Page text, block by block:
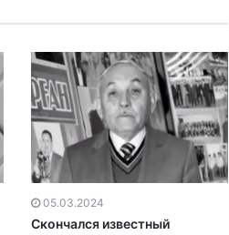
05.03.2024
Скончался известный